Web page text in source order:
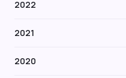
2022
2021
2020